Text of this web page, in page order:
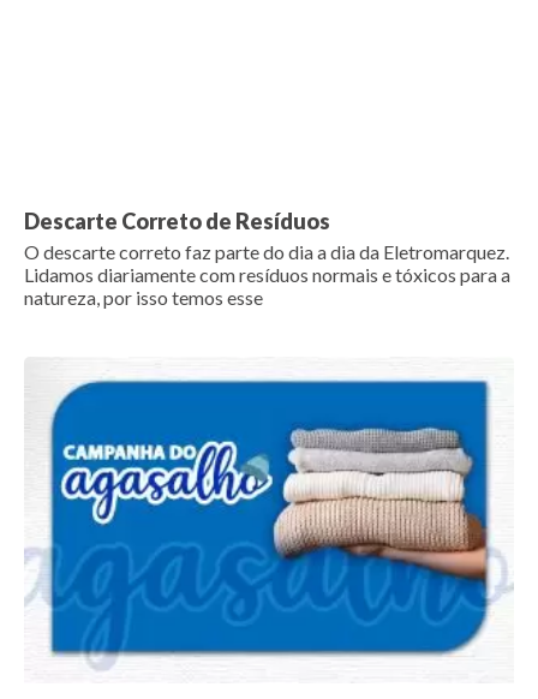
Descarte Correto de Resíduos
O descarte correto faz parte do dia a dia da Eletromarquez.
Lidamos diariamente com resíduos normais e tóxicos para a
natureza, por isso temos esse